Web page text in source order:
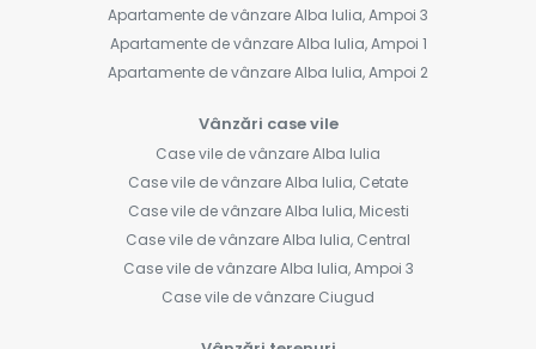
Apartamente de vânzare Alba Iulia, Ampoi 3
Apartamente de vânzare Alba Iulia, Ampoi 1
Apartamente de vânzare Alba Iulia, Ampoi 2
Vânzări case vile
Case vile de vânzare Alba Iulia
Case vile de vânzare Alba Iulia, Cetate
Case vile de vânzare Alba Iulia, Micesti
Case vile de vânzare Alba Iulia, Central
Case vile de vânzare Alba Iulia, Ampoi 3
Case vile de vânzare Ciugud